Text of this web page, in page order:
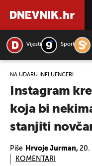
Vijesti Sport
NA UDARU INFLUENCERI
Instagram
koja bi
stanjiti
Piše Hrvoje Jurman, 20.
KOMENTARI
PRETRAŽITE VIJESTI